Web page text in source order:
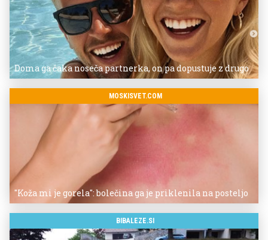
Doma ga čaka noseča partnerka, on pa dopustuje z drugo
MOSKISVET.COM
"Koža mi je gorela": bolečina ga je priklenila na posteljo
BIBALEZE.SI